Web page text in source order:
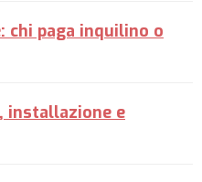
chi paga inquilino o
installazione e